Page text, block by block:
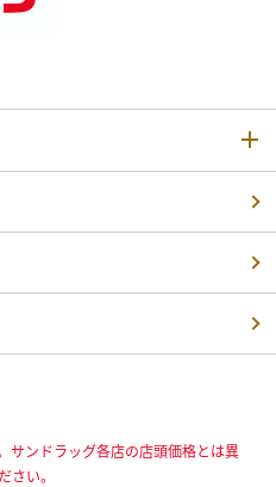
サンドラッグ各店の店頭価格とは異
さい。